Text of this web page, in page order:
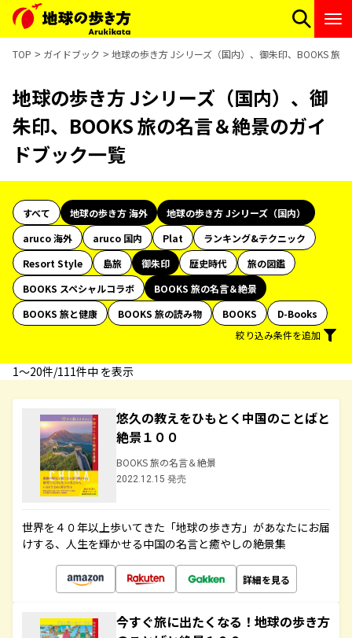
TOP ガイドブック 地球の歩き方 Jシリーズ（国内）、御朱印、BOOKS 旅
地球の歩き方 Jシリーズ（国内）、御
朱印、BOOKS 旅の名言＆絶景のガイ
ドブック一覧
すべて 地球の歩き方 海外
地球の歩き方 Jシリーズ（国内）
aruco 海外
aruco 国内 Plat
ランキング&テクニック
Resort Style
島旅 御朱印 歴史時代
旅の図鑑
BOOKS スペシャルコラボ
BOOKS 旅の名言＆絶景
BOOKS 旅と健康
BOOKS 旅の読み物 BOOKS
D-Books
絞り込み条件を追加
1〜20件/111件中 を表示
悠久の教えをひもとく中国のことばと
絶景１００
BOOKS 旅の名言＆絶景
2022.12.15 発売
世界を４０年以上歩いてきた「地球の歩き方」があなたにお届
けする、人生を輝かせる中国の名言と癒やしの絶景集
詳細を見る
今すぐ旅に出たくなる！地球の歩き方